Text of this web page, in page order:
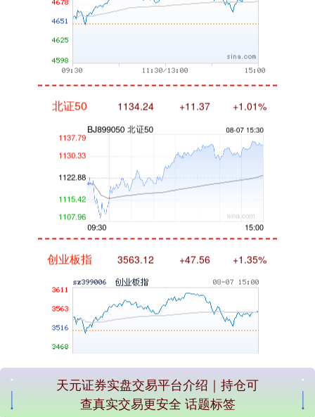
基金指数 7242.10 +12.30 +0.17%
天元证券实盘交易平台介绍｜持仓可
查真实交易更安全 话题标签